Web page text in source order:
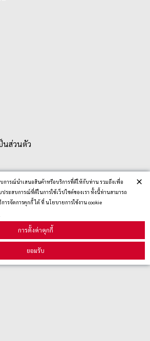
บการณ์นำเสนอสินค้าหรือบริการที่ดีให้กับท่าน รวมถึงเพื่อ
ระสบการณ์ที่ดีในการใช้เว็ปไซต์ของเรา ทั้งนี้ท่านสามารถ
รจัดการคุกกี้ ได้ ที่ นโยบายการใช้งาน cookie
การตั้งค่าคุกกี้
ยอมรับ
×
นส่วนตัว
นค้า